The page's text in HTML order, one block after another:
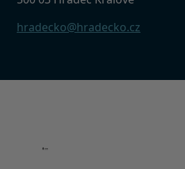
hradecko@hradecko.cz